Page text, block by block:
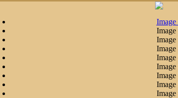
Image
Image
Image
Image
Image
Image
Image
Image
Image